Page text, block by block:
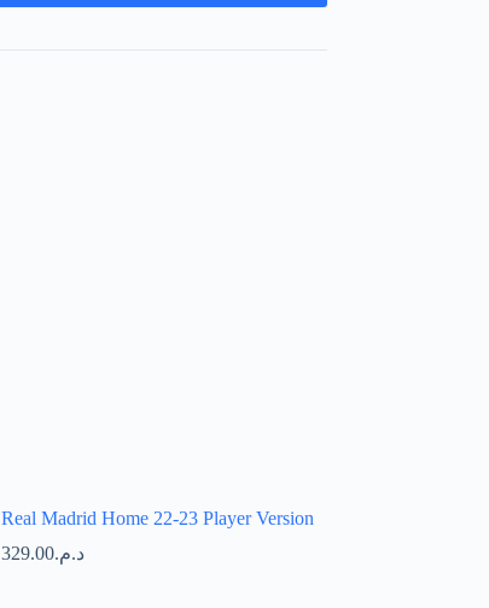
Real Madrid Home 22-23 Player Version
د.م.329.00